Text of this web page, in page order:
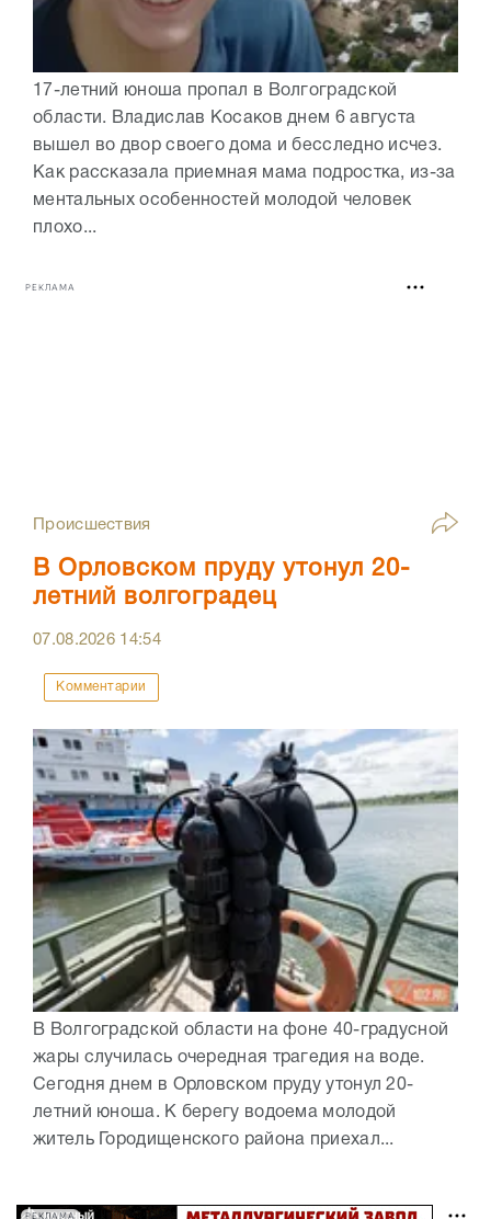
17-летний юноша пропал в Волгоградской
области. Владислав Косаков днем 6 августа
вышел во двор своего дома и бесследно исчез.
Как рассказала приемная мама подростка, из-за
ментальных особенностей молодой человек
плохо...
РЕКЛАМА
Происшествия
В Орловском пруду утонул 20-
летний волгоградец
07.08.2026 14:54
Комментарии
В Волгоградской области на фоне 40-градусной
жары случилась очередная трагедия на воде.
Сегодня днем в Орловском пруду утонул 20-
летний юноша. К берегу водоема молодой
житель Городищенского района приехал...
РЕКЛАМА